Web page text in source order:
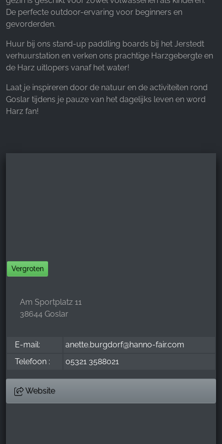
De perfecte outdoor-ervaring voor beginners en
gevorderden.
Huur bij ons stand-up paddling boards bij het Jerstedt
verhuurstation en verken ons prachtige Harzgebergte en
de Harz uitlopers vanaf het water!
Laat je inspireren door de natuur en de activiteiten rond
Goslar tijdens je pauze van het dagelijks leven en word
Harz fan!
Vergroten
Am Sportplatz 11
38644 Goslar
E-mail:
anette.burgdorf@hanno-fair.com
Telefoon :
05321 3588021
Website
Facebook Pixel
Name:
_fbp, fr, _fbq, fbq
Provider:
Facebook Ireland Ltd.
Purpose:
Advertentiemeting en marketing
_ga, _gid, _gac_gb_
Provider:
Purpose:
Verzamelen van statistieken over websitegebruik
24 uur - 2 jaar